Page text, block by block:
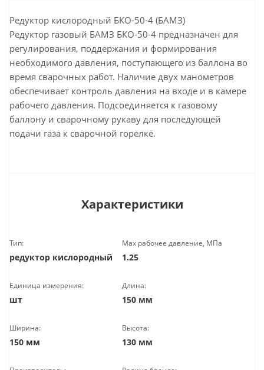
Редуктор кислородный БКО-50-4 (БАМЗ)
Редуктор газовый БАМЗ БКО-50-4 предназначен для
регулирования, поддержания и формирования
необходимого давления, поступающего из баллона во
время сварочных работ. Наличие двух манометров
обеспечивает контроль давления на входе и в камере
рабочего давления. Подсоединяется к газовому
баллону и сварочному рукаву для последующей
подачи газа к сварочной горелке.
Характеристики
Тип:
редуктор кислородный
Мах рабочее давление, МПа
1.25
Единица измерения:
шт
Длина:
150 мм
Ширина:
150 мм
Высота:
130 мм